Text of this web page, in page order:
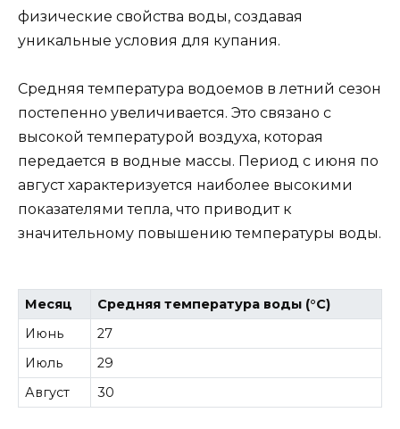
физические свойства воды, создавая
уникальные условия для купания.
Средняя температура водоемов в летний сезон
постепенно увеличивается. Это связано с
высокой температурой воздуха, которая
передается в водные массы. Период с июня по
август характеризуется наиболее высокими
показателями тепла, что приводит к
значительному повышению температуры воды.
Месяц
Средняя температура воды (°C)
Июнь
27
Июль
29
Август
30